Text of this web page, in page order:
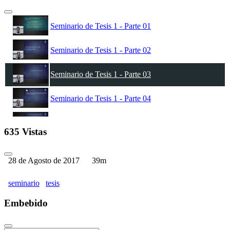
Seminario de Tesis 1 - Parte 01
Seminario de Tesis 1 - Parte 02
Seminario de Tesis 1 - Parte 03
Seminario de Tesis 1 - Parte 04
635 Vistas
28 de Agosto de 2017 39m
seminario tesis
Embebido